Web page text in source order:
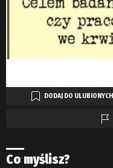
DODAJ DO ULUBIONYCH
Co myślisz?